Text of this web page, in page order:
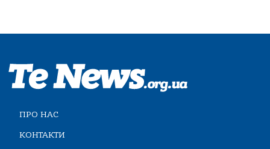
ПРО НАС
КОНТАКТИ